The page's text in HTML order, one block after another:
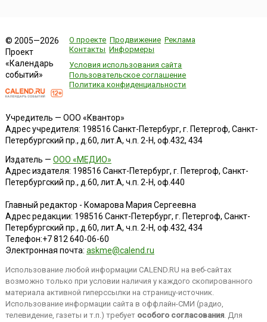
© 2005—2026
Проект
«Календарь
событий»
О проекте Продвижение Реклама
Контакты Информеры
Условия использования сайта
Пользовательское соглашение
Политика конфиденциальности
Учредитель — ООО «Квантор»
Адрес учредителя: 198516 Санкт-Петербург, г. Петергоф, Санкт-
Петербургский пр., д.60, лит.А, ч.п. 2-Н, оф.432, 434
Издатель — ООО «МЕДИО»
Адрес издателя: 198516 Санкт-Петербург, г. Петергоф, Санкт-
Петербургский пр., д.60, лит.А, ч.п. 2-Н, оф.440
Главный редактор - Комарова Мария Сергеевна
Адрес редакции: 198516 Санкт-Петербург, г. Петергоф, Санкт-
Петербургский пр., д.60, лит.А, ч.п. 2-Н, оф.432, 434
Телефон:+7 812 640-06-60
Электронная почта: askme@calend.ru
Использование любой информации CALEND.RU на веб-сайтах
возможно только при условии наличия у каждого скопированного
материала активной гиперссылки на страницу-источник.
Использование информации сайта в оффлайн-СМИ (радио,
телевидение, газеты и т.п.) требует особого согласования. Для